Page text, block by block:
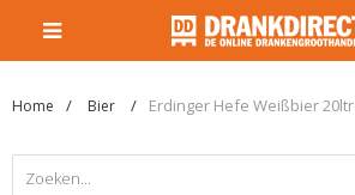
Home Bier Erdinger Hefe Weißbier 20ltr